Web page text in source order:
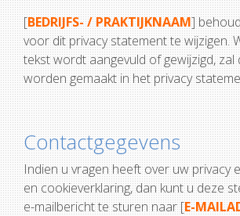
[BEDRIJFS- / PRAKTIJKNAAM]
voor dit privacy statement te wijzigen.
tekst wordt aangevuld of gewijzigd, zal
worden gemaakt in het privacy
Contactgegevens
Indien u vragen heeft over uw privacy
en cookieverklaring, dan kunt u deze
e-mailbericht te sturen naar [E-